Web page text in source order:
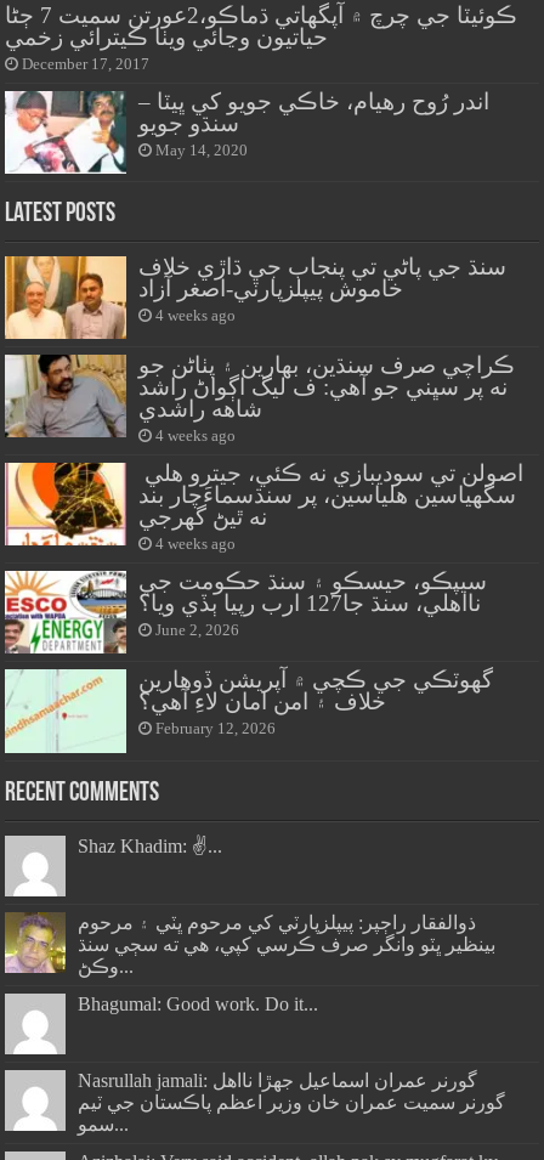
ڪوئيٽا جي چرچ ۾ آپگهاتي ڌماڪو،2عورتن سميت 7 ڄڻا
حياتيون وڃائي ويٺا ڪيترائي زخمي
December 17, 2017
اندر رُوح رهيام، خاڪي جويو کي ڀيٽا –
سنڌو جويو
May 14, 2020
Latest Posts
سنڌ جي پاڻي تي پنجاب جي ڌاڙي خلاف
خاموش پيپلزپارٽي-اصغر آزاد
4 weeks ago
ڪراچي صرف سنڌين، بهارين ۽ پٺاڻن جو
نه پر سڀني جو آهي: ف ليگ اڳواڻ راشد
شاهه راشدي
4 weeks ago
سگهياسين هلياسين، پر سنڌسماءَچار بند
نه ٿيڻ گهرجي
4 weeks ago
سيپڪو، حيسڪو ۽ سنڌ حڪومت جي
نااهلي، سنڌ جا127 ارب رپيا ٻڏي ويا؟
June 2, 2026
گهوٽڪي جي ڪچي ۾ آپريشن ڏوهارين
خلاف ۽ امن امان لاءِ آهي؟
February 12, 2026
Recent Comments
Shaz Khadim: ✌️...
ذوالفقار راڄپر: پيپلزپارٽي کي مرحوم ڀٽي ۽ مرحوم
بينظير ڀٽو وانگر صرف ڪرسي کپي، هي ته سڄي سنڌ
وڪڻ...
Bhagumal: Good work. Do it...
Nasrullah jamali: گورنر عمران اسماعيل جھڙا نااهل
گورنر سميت عمران خان وزير اعظم پاڪستان جي ٽيم
سمو...